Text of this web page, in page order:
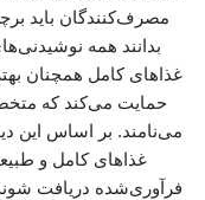
مصرف‌کنندگان باید
بدانند همه
غذاهای کامل همچنان
حمایت می‌کند که
می‌نامند. بر اساس این
غذاهای کامل و
فرآوری‌شده دریافت